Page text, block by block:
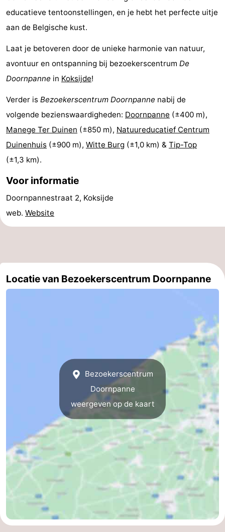
Vlaanderen
-
Gent
-
Ieper
De
Natuur
Het
-
Knokke-
-
Zeebrugge
Blankenberge
-
Wenduine
Haan
Bredene
-
Oostende
-
Westhoek
Contact
educatieve tentoonstellingen, en je hebt het perfecte uitje
aan de Belgische kust.
Laat je betoveren door de unieke harmonie van natuur,
avontuur en ontspanning bij bezoekerscentrum De
Doornpanne in Koksijde!
Verder is Bezoekerscentrum Doornpanne nabij de
volgende bezienswaardigheden: Doornpanne (±400 m),
Manege Ter Duinen (±850 m), Natuureducatief Centrum
Duinenhuis (±900 m), Witte Burg (±1,0 km) & Tip-Top
(±1,3 km).
Voor informatie
Doornpannestraat 2, Koksijde
web. Website
Locatie van Bezoekerscentrum Doornpanne
Bezoekerscentrum
Doornpanne
weergeven op de kaart